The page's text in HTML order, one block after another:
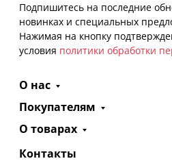
Подпишитесь на последние
новинках и специальных
Нажимая на кнопку
условия политики обработки
О нас
Покупателям
О товарах
Контакты